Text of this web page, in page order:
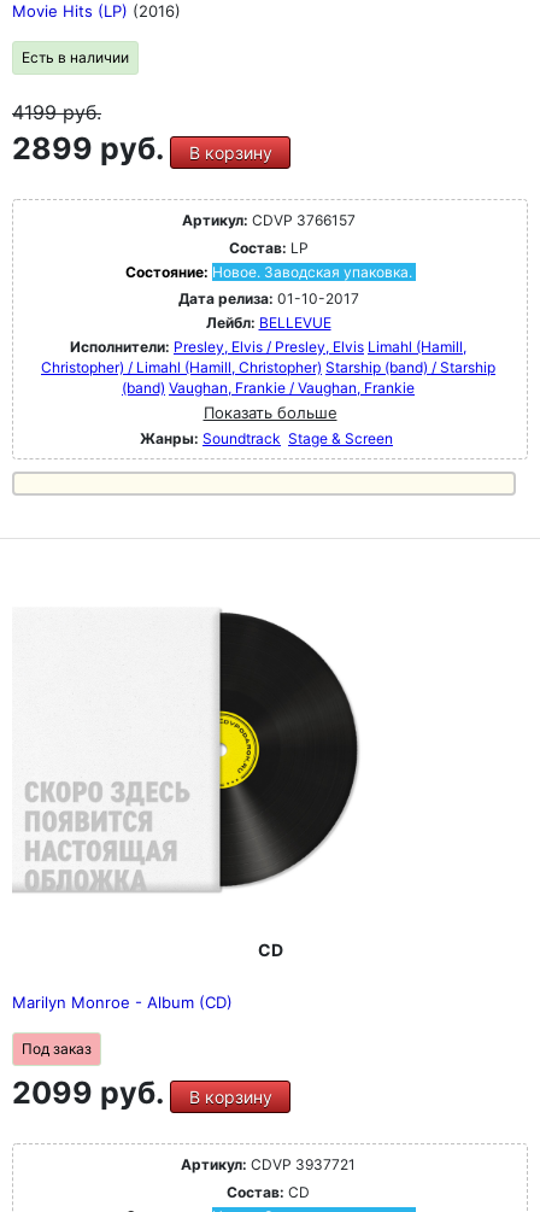
Movie Hits (LP) (2016)
Есть в наличии
4199руб.
2899 руб. В корзину
Артикул: CDVP 3766157
Состав: LP
Состояние: Новое. Заводская упаковка.
Дата релиза: 01-10-2017
Лейбл: BELLEVUE
Исполнители: Presley, Elvis / Presley, Elvis Limahl (Hamill,
Christopher) / Limahl (Hamill, Christopher) Starship (band) / Starship
(band) Vaughan, Frankie / Vaughan, Frankie
Показать больше
Жанры: Soundtrack Stage & Screen
CD
Marilyn Monroe - Album (CD)
Под заказ
2099 руб. В корзину
Артикул: CDVP 3937721
Состав: CD